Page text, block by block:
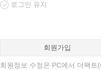
로그인 유지
회원가입
회원정보 수정은 PC에서 더팩